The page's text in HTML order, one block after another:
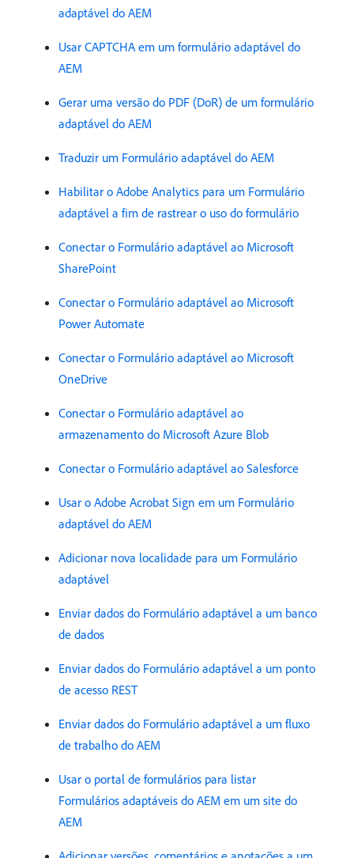
adaptável do AEM
Usar CAPTCHA em um formulário adaptável do
AEM
Gerar uma versão do PDF (DoR) de um formulário
adaptável do AEM
Traduzir um Formulário adaptável do AEM
Habilitar o Adobe Analytics para um Formulário
adaptável a fim de rastrear o uso do formulário
Conectar o Formulário adaptável ao Microsoft
SharePoint
Conectar o Formulário adaptável ao Microsoft
Power Automate
Conectar o Formulário adaptável ao Microsoft
OneDrive
Conectar o Formulário adaptável ao
armazenamento do Microsoft Azure Blob
Conectar o Formulário adaptável ao Salesforce
Usar o Adobe Acrobat Sign em um Formulário
adaptável do AEM
Adicionar nova localidade para um Formulário
adaptável
Enviar dados do Formulário adaptável a um banco
de dados
Enviar dados do Formulário adaptável a um ponto
de acesso REST
Enviar dados do Formulário adaptável a um fluxo
de trabalho do AEM
Usar o portal de formulários para listar
Formulários adaptáveis do AEM em um site do
AEM